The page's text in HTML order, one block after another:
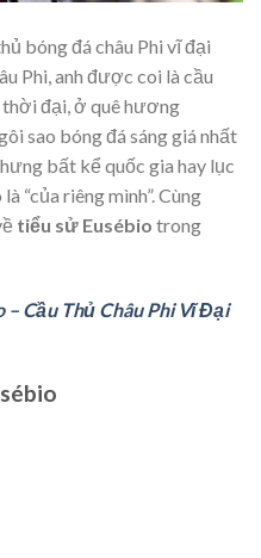
bóng đá châu Phi vĩ đại
Phi, anh được coi là cầu
đại, ở quê hương
sao bóng đá sáng giá nhất
bất kể quốc gia hay lục
“của riêng mình”. Cùng
tiểu sử Eusébio trong
– Cầu Thủ Châu Phi Vĩ Đại